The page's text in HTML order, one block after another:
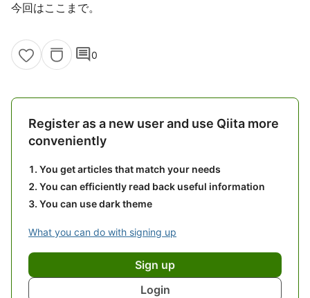
今回はここまで。
comment0
Register as a new user and use Qiita more
conveniently
You get articles that match your needs
You can efficiently read back useful information
You can use dark theme
What you can do with signing up
Sign up
Login